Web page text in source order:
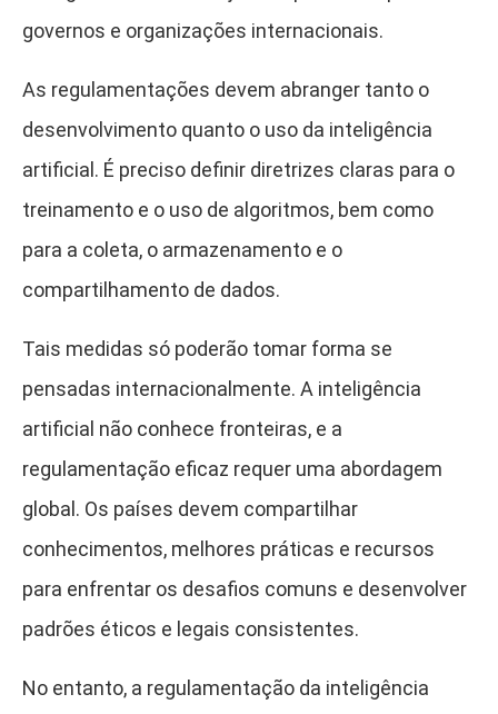
governos e organizações internacionais.
As regulamentações devem abranger tanto o
desenvolvimento quanto o uso da inteligência
artificial. É preciso definir diretrizes claras para o
treinamento e o uso de algoritmos, bem como
para a coleta, o armazenamento e o
compartilhamento de dados.
Tais medidas só poderão tomar forma se
pensadas internacionalmente. A inteligência
artificial não conhece fronteiras, e a
regulamentação eficaz requer uma abordagem
global. Os países devem compartilhar
conhecimentos, melhores práticas e recursos
para enfrentar os desafios comuns e desenvolver
padrões éticos e legais consistentes.
No entanto, a regulamentação da inteligência